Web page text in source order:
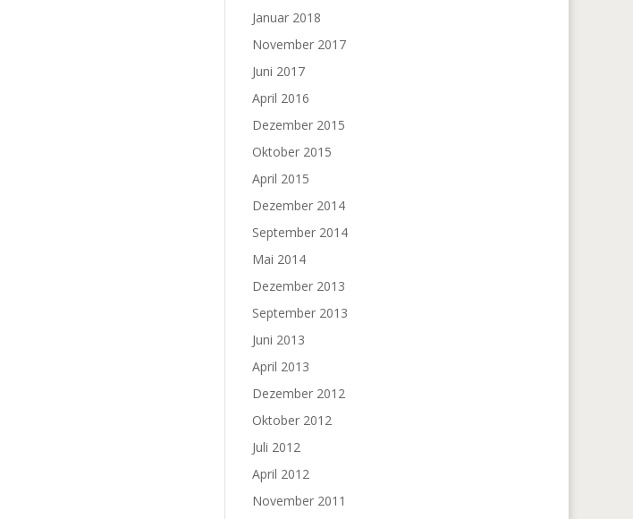
Januar 2018
November 2017
Juni 2017
April 2016
Dezember 2015
Oktober 2015
April 2015
Dezember 2014
September 2014
Mai 2014
Dezember 2013
September 2013
Juni 2013
April 2013
Dezember 2012
Oktober 2012
Juli 2012
April 2012
November 2011